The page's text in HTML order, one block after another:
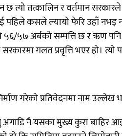
त्यो तत्कालिन र वर्तमान
पहिले कसले ल्यायो फेरि उहाँ
५७ अर्बको सम्पत्ति छ र ऋण
गलत प्रवृत्ति भएर हो। त्यो
गरेको प्रतिवेदनमा नाम
नै यसका मुख्य कुरा बाहिर